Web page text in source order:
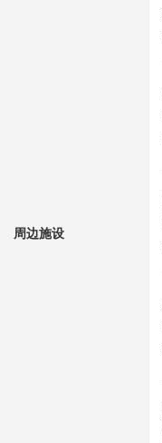
周边施设